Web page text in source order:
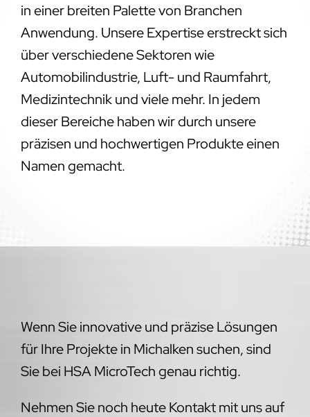
in einer breiten Palette von Branchen
Anwendung. Unsere Expertise erstreckt sich
über verschiedene Sektoren wie
Automobilindustrie, Luft- und Raumfahrt,
Medizintechnik und viele mehr. In jedem
dieser Bereiche haben wir durch unsere
präzisen und hochwertigen Produkte einen
Namen gemacht.
Wenn Sie innovative und präzise Lösungen
für Ihre Projekte in Michalken suchen, sind
Sie bei HSA MicroTech genau richtig.
Nehmen Sie noch heute Kontakt mit uns auf